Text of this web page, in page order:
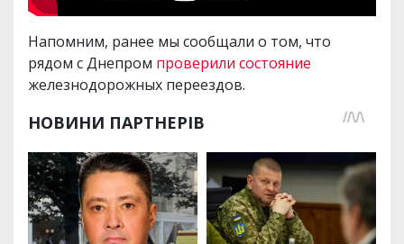
Напомним, ранее мы сообщали о том, что
рядом с Днепром проверили состояние
железнодорожных переездов.